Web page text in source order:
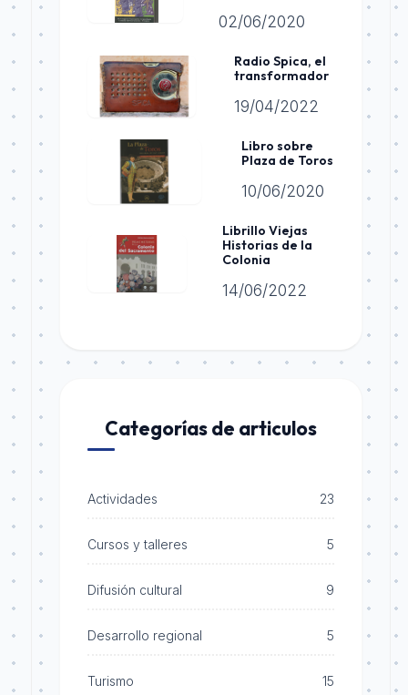
02/06/2020
Radio Spica, el
transformador
19/04/2022
Libro sobre
Plaza de Toros
10/06/2020
Librillo Viejas
Historias de la
Colonia
14/06/2022
Categorías de articulos
Actividades 23
Cursos y talleres 5
Difusión cultural 9
Desarrollo regional 5
Turismo 15